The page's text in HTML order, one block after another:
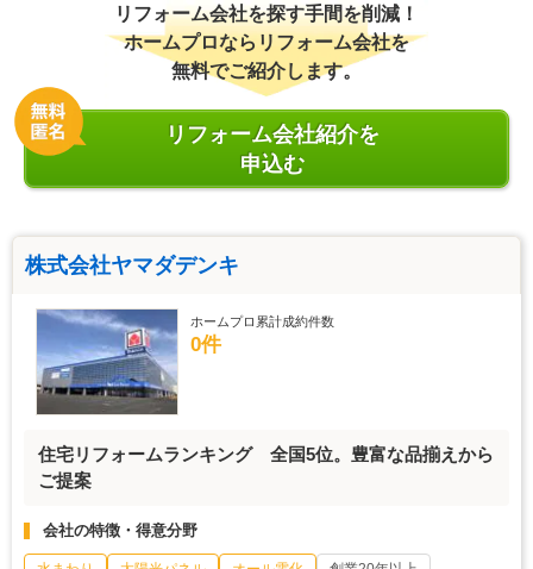
リフォーム会社を探す手間を削減！
ホームプロならリフォーム会社を
無料でご紹介します。
リフォーム会社紹介を
申込む
株式会社ヤマダデンキ
ホームプロ累計成約件数
0件
住宅リフォームランキング 全国5位。豊富な品揃えから
ご提案
会社の特徴・得意分野